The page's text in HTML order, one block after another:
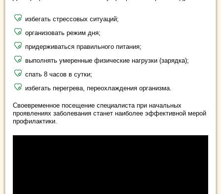
избегать стрессовых ситуаций;
организовать режим дня;
придерживаться правильного питания;
выполнять умеренные физические нагрузки (зарядка);
спать 8 часов в сутки;
избегать перегрева, переохлаждения организма.
Своевременное посещение специалиста при начальных
проявлениях заболевания станет наиболее эффективной мерой
профилактики.